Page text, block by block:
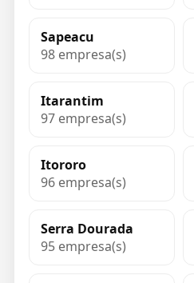
Sapeacu
98 empresa(s)
Itarantim
97 empresa(s)
Itororo
96 empresa(s)
Serra Dourada
95 empresa(s)